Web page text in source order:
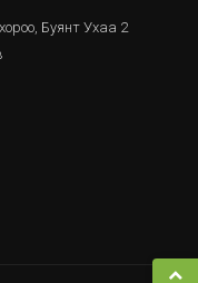
Буянт Ухаа 2